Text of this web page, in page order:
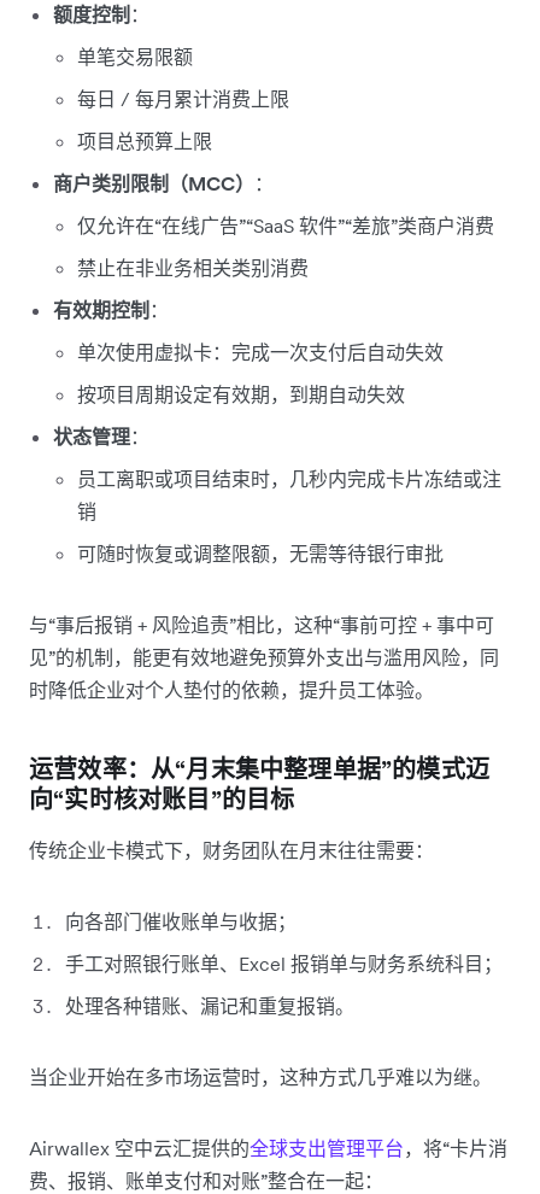
额度控制 ：
单笔交易限额
每日 / 每月累计消费上限
项目总预算上限
商户类别限制（MCC）
：
仅允许在“在线广告”“SaaS 软件”“差旅”类商户消费
禁止在非业务相关类别消费
有效期控制 ：
单次使用虚拟卡：完成一次支付后自动失效
按项目周期设定有效期，到期自动失效
状态管理：
员工离职或项目结束时，几秒内完成卡片冻结或注
销
可随时恢复或调整限额，无需等待银行审批
与“事后报销 + 风险追责”相比，这种“事前可控 + 事中可
见”的机制，能更有效地避免预算外支出与滥用风险，同
时降低企业对个人垫付的依赖，提升员工体验。
运营效率：从“月末集中整理单据”的模式迈
向“实时核对账目”的目标
传统企业卡模式下，财务团队在月末往往需要：
向各部门催收账单与收据；
手工对照银行账单、Excel 报销单与财务系统科目；
处理各种错账、漏记和重复报销。
当企业开始在多市场运营时，这种方式几乎难以为继。
Airwallex 空中云汇提供的全球支出管理平台，将“卡片消
费、报销、账单支付和对账”整合在一起：